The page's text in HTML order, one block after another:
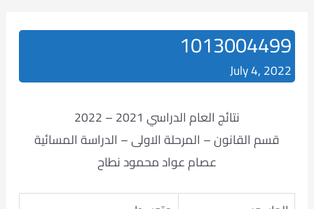
1013004499
July 4, 2022
نتائج العام الدراسي 2021 – 2022
قسم القانون – المرحلة الاولى – الدراسة المسائية
عصام عواد محمود نطاح